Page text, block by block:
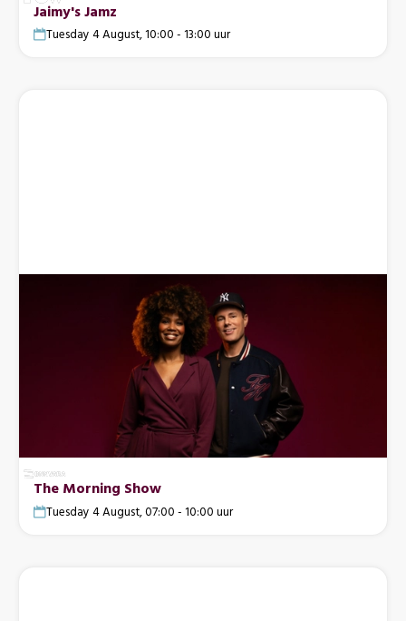
Jaimy's Jamz
Tuesday 4 August, 10:00 - 13:00 uur
The Morning Show
Tuesday 4 August, 07:00 - 10:00 uur